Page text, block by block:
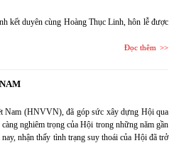
kết duyên cùng Hoàng Thục Linh, hôn lễ được
Đọc thêm
Nam (HNVVN), đã góp sức xây dựng Hội qua
nghiêm trọng của Hội trong những năm gần
nhận thấy tình trạng suy thoái của Hội đã trở